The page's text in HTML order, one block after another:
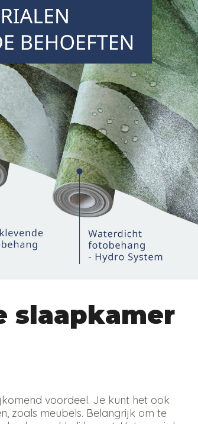
slaapkamer
voordeel. Je kunt het ook
zoals meubels. Belangrijk om te